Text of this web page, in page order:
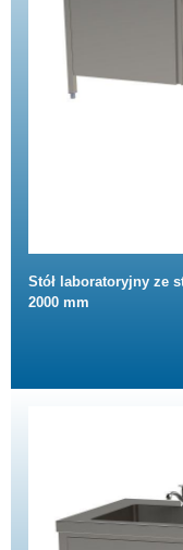
Stół laboratoryjny ze
2000 mm